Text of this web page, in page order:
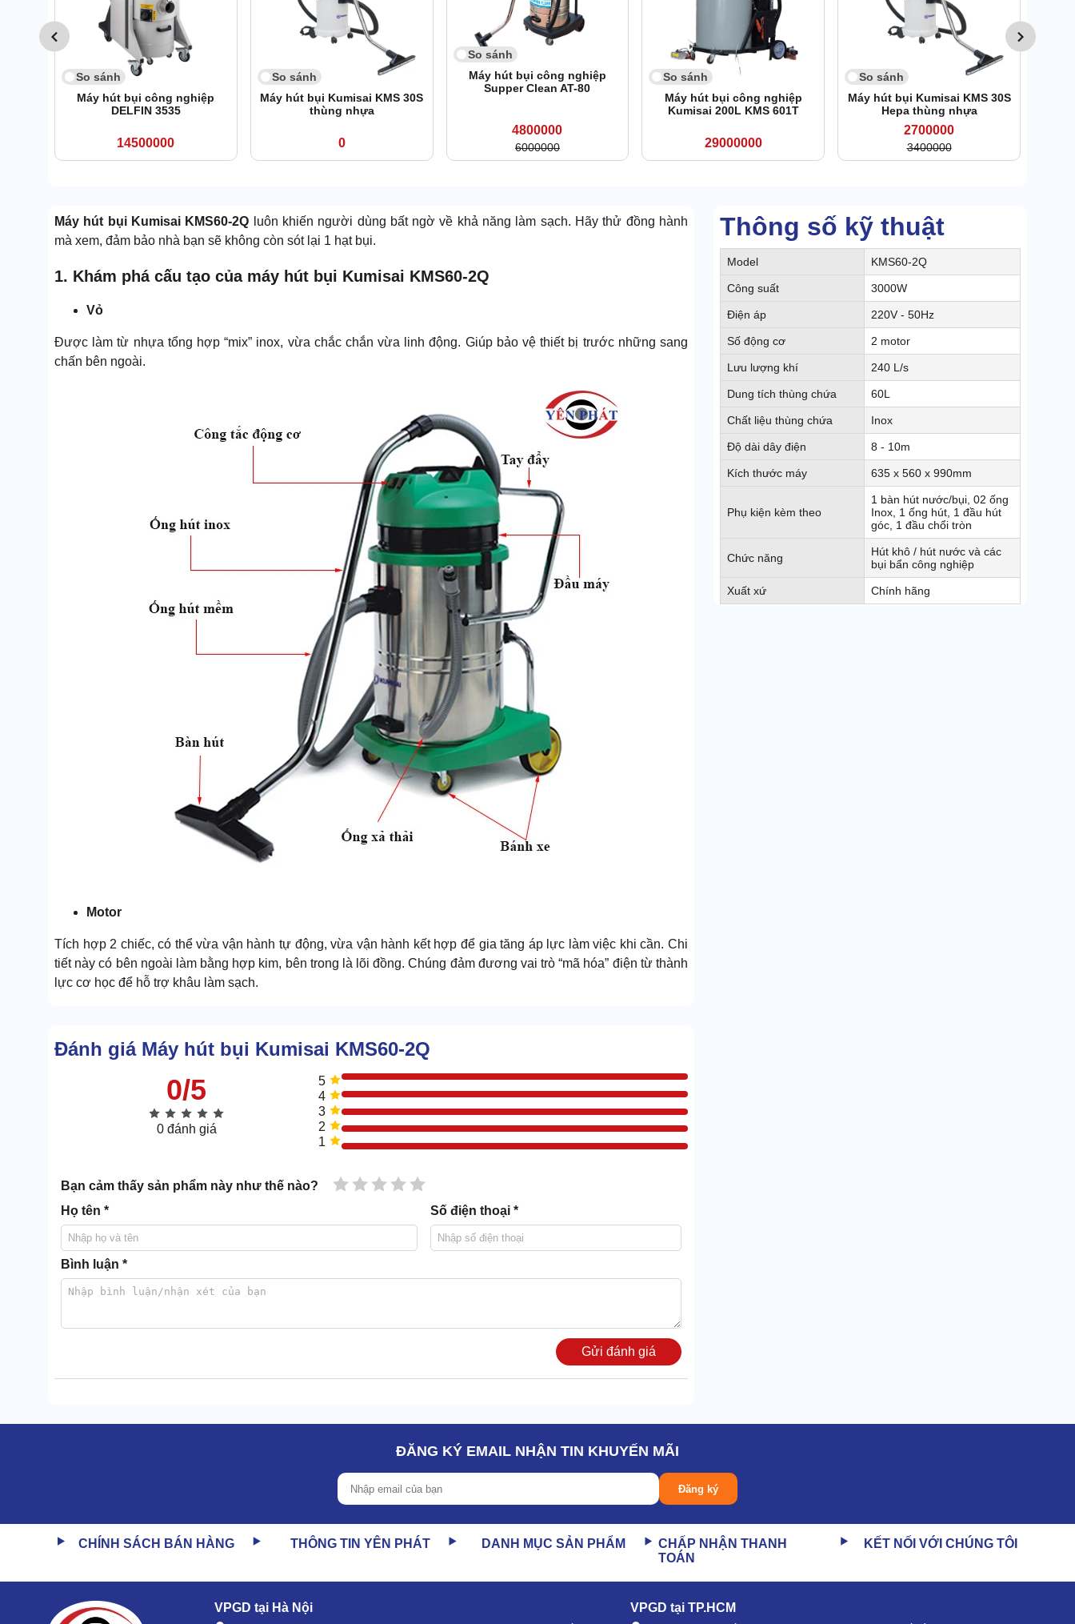
So sánh
Máy hút bụi công nghiệp
DELFIN 3535
14500000
So sánh
Máy hút bụi Kumisai KMS 30S
thùng nhựa
0
So sánh
Máy hút bụi công nghiệp
Supper Clean AT-80
4800000
6000000
So sánh
Máy hút bụi công nghiệp
Kumisai 200L KMS 601T
29000000
So sánh
Máy hút bụi Kumisai KMS 30S
Hepa thùng nhựa
2700000
3400000
Thông số kỹ thuật
Model KMS60-2Q
Công suất 3000W
Điện áp 220V - 50Hz
Số động cơ 2 motor
Lưu lượng khí 240 L/s
Dung tích thùng chứa 60L
Chất liệu thùng chứa Inox
Độ dài dây điện 8 - 10m
Kích thước máy 635 x 560 x 990mm
Phụ kiện kèm theo
1 bàn hút nước/bụi, 02 ống
Inox, 1 ống hút, 1 đầu hút
góc, 1 đầu chổi tròn
Chức năng
Hút khô / hút nước và các
bụi bẩn công nghiệp
Xuất xứ Chính hãng
Máy hút bụi Kumisai KMS60-2Q
luôn khiến người dùng bất ngờ về khả năng làm sạch. Hãy thử đồng hành
mà xem, đảm bảo nhà bạn sẽ không còn sót lại 1 hạt bụi.
1. Khám phá cấu tạo của máy hút bụi Kumisai KMS60-2Q
Vỏ
Được làm từ nhựa tổng hợp “mix” inox, vừa chắc chắn vừa linh động. Giúp bảo vệ thiết bị trước những sang
chấn bên ngoài.
Motor
Tích hợp 2 chiếc, có thể vừa vận hành tự động, vừa vận hành kết hợp để gia tăng áp lực làm việc khi cần. Chi
tiết này có bên ngoài làm bằng hợp kim, bên trong là lõi đồng. Chúng đảm đương vai trò “mã hóa” điện từ thành
lực cơ học để hỗ trợ khâu làm sạch.
Có thiết kế tương tự như chiếc quạt thông thường nhưng kích thước bé hơn nhiều. Vai trò của chúng là sinh
Đây là chi tiết giúp “triệu hồi” bụi bẩn, đưa đến nơi tập kết là thùng chứa ngay trung tâm máy. Bộ phận này được
làm bằng nhựa cao cấp và gồm có 3 chi tiết là ống mềm, ống cứng và đầu hút.
Túi lọc
Đánh giá Máy hút bụi Kumisai KMS60-2Q
0/5
0 đánh giá
5
4
3
2
1
Bạn cảm thấy sản phẩm này như thế nào? 5 sao
4 sao
3 sao
2 sao
1 sao
Họ tên * Số điện thoại *
Bình luận *
Gửi đánh giá
ĐĂNG KÝ EMAIL NHẬN TIN KHUYẾN MÃI
Đăng ký
CHÍNH SÁCH BÁN HÀNG THÔNG TIN YÊN PHÁT DANH MỤC SẢN PHẨM
CHẤP NHẬN THANH
TOÁN
KẾT NỐI VỚI CHÚNG TÔI
VPGD tại Hà Nội VPGD tại TP.HCM